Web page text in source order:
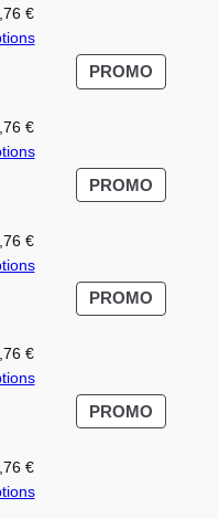
€Plage
de
3,82 €
11,76 €
PROMO
EN
€Plage
de
3,82 €
11,76 €
PROMO
€Plage
de
3,82 €
11,76 €
PROMO
EN
€Plage
de
3,82 €
11,76 €
PROMO
€Plage
de